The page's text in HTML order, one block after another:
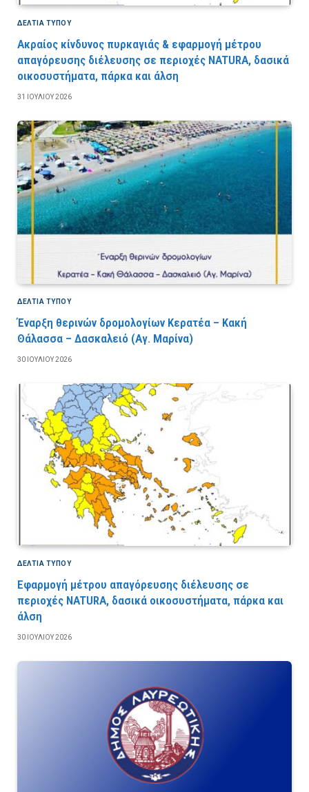
ΔΕΛΤΙΑ ΤΥΠΟΥ
Ακραίος κίνδυνος πυρκαγιάς & εφαρμογή μέτρου
απαγόρευσης διέλευσης σε περιοχές NATURA, δασικά
οικοσυστήματα, πάρκα και άλση
31 ΙΟΥΛΊΟΥ 2026
ΔΕΛΤΙΑ ΤΥΠΟΥ
Έναρξη θερινών δρομολογίων Κερατέα – Κακή
Θάλασσα – Δασκαλειό (Αγ. Μαρίνα)
30 ΙΟΥΛΊΟΥ 2026
ΔΕΛΤΙΑ ΤΥΠΟΥ
Εφαρμογή μέτρου απαγόρευσης διέλευσης σε
περιοχές NATURA, δασικά οικοσυστήματα, πάρκα και
άλση
30 ΙΟΥΛΊΟΥ 2026